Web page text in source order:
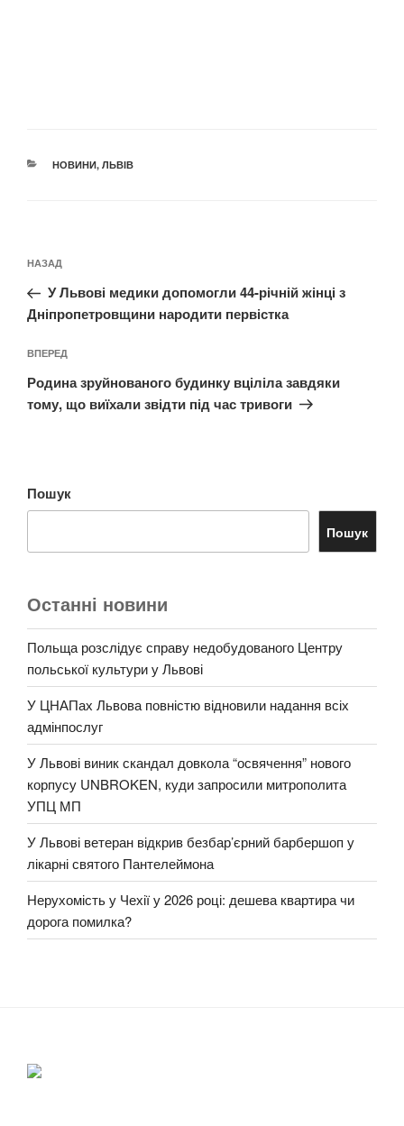
КАТЕГОРІЇ
НОВИНИ, ЛЬВІВ
записів
Попередній
запис:
НАЗАД
У Львові медики допомогли 44-річній жінці з
Дніпропетровщини народити первістка
Наступний
запис
ВПЕРЕД
Родина зруйнованого будинку вціліла завдяки
тому, що виїхали звідти під час тривоги
Пошук
Пошук
Останні новини
Польща розслідує справу недобудованого Центру
польської культури у Львові
У ЦНАПах Львова повністю відновили надання всіх
адмінпослуг
У Львові виник скандал довкола “освячення” нового
корпусу UNBROKEN, куди запросили митрополита
УПЦ МП
У Львові ветеран відкрив безбар’єрний барбершоп у
лікарні святого Пантелеймона
Нерухомість у Чехії у 2026 році: дешева квартира чи
дорога помилка?